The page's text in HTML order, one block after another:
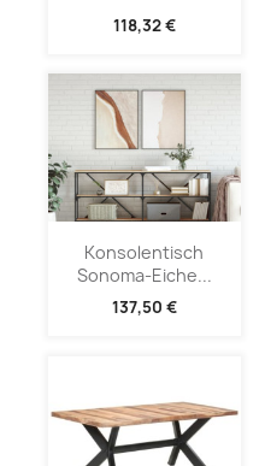
118,32 €
Konsolentisch
Sonoma-Eiche...
137,50 €